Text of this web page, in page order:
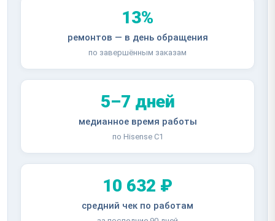
13%
ремонтов — в день обращения
по завершённым заказам
5–7 дней
медианное время работы
по Hisense C1
10 632 ₽
средний чек по работам